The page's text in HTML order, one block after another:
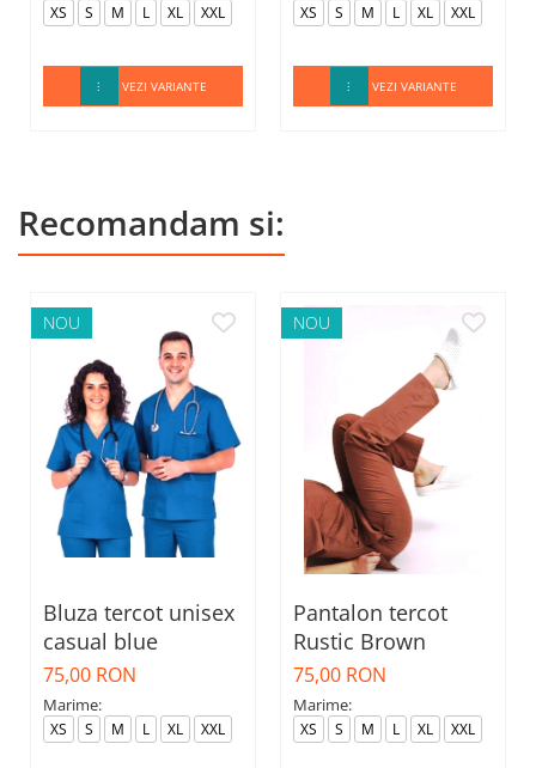
XS S M L XL XXL
VEZI VARIANTE
XS S M L XL XXL
VEZI VARIANTE
Recomandam si:
NOU
Bluza tercot unisex
casual blue
75,00 RON
Marime:
XS S M L XL XXL
NOU
Pantalon tercot
Rustic Brown
75,00 RON
Marime:
XS S M L XL XXL